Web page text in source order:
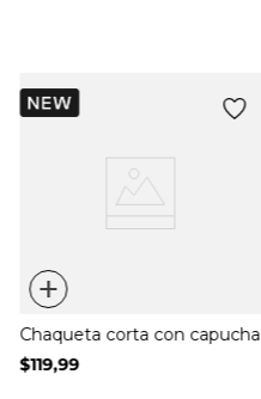
+
Chaqueta corta con capucha
$119,99